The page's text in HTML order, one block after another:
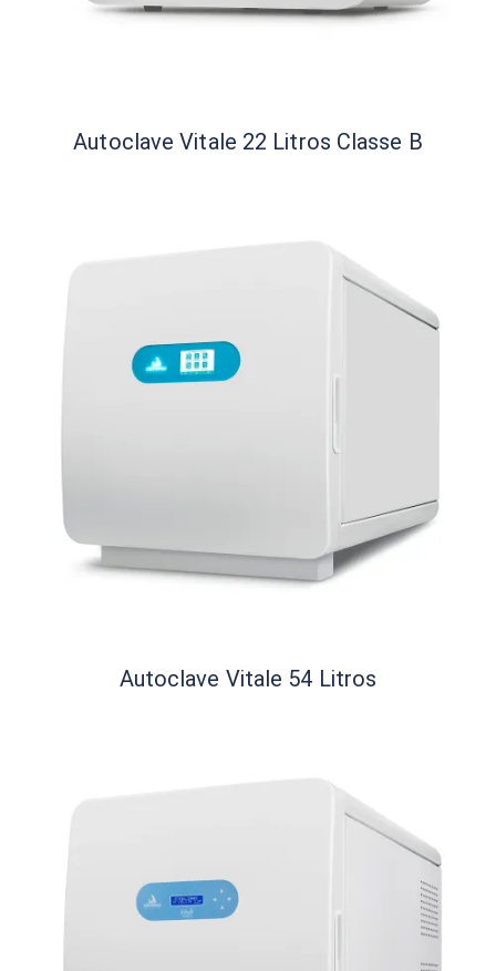
Autoclave Vitale 22 Litros Classe B
Autoclave Vitale 54 Litros